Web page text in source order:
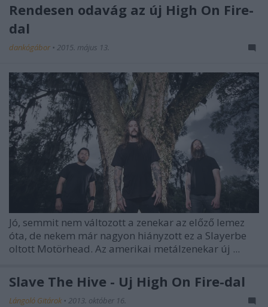
Rendesen odavág az új High On Fire-
dal
dankógábor • 2015. május 13.
Jó, semmit nem változott a zenekar az előző lemez
óta, de nekem már nagyon hiányzott ez a Slayerbe
oltott Motörhead. Az amerikai metálzenekar új ...
Slave The Hive - Új High On Fire-dal
Lángoló Gitárok • 2013. október 16.